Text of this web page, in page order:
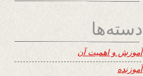
دسته‌ها
آموزش و اهمیت آن
آموزنده